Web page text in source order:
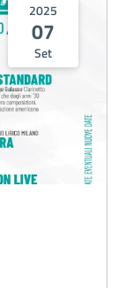
2025
07
Set